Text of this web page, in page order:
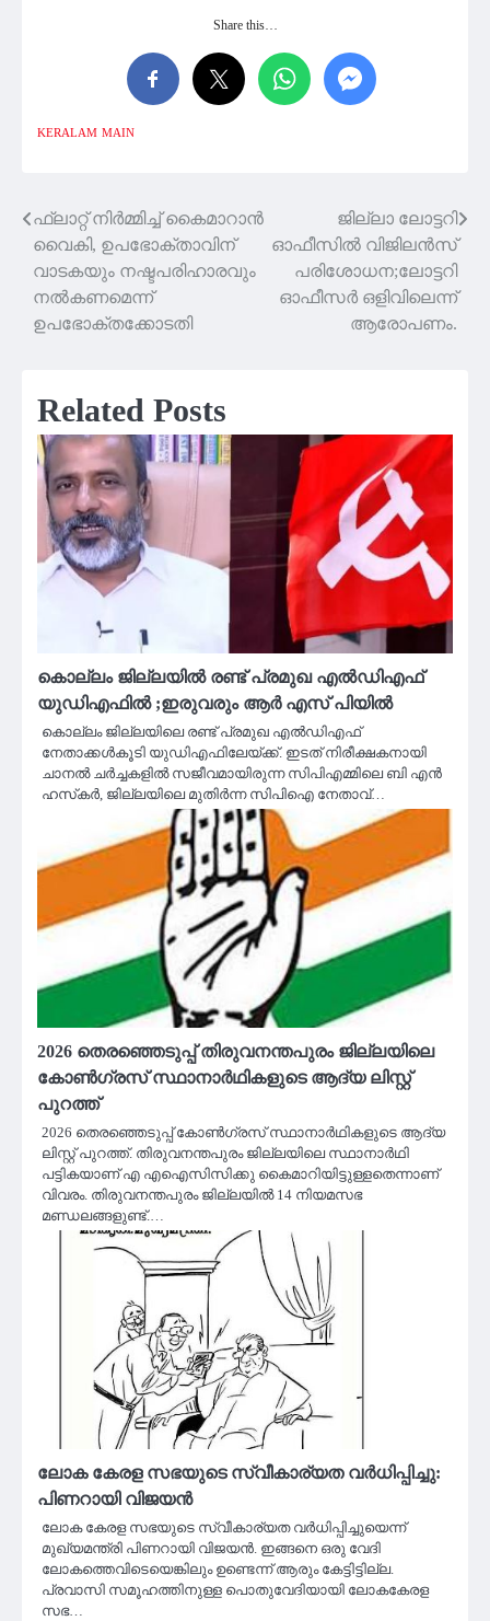
Share this…
KERALAM MAIN
Post
navigation
ഫ്ലാറ്റ് നിർമ്മിച്ച് കൈമാറാൻ
വൈകി, ഉപഭോക്താവിന്
വാടകയും നഷ്ടപരിഹാരവും
നൽകണമെന്ന്
ഉപഭോക്തക്കോടതി
ജില്ലാ ലോട്ടറി
ഓഫീസിൽ വിജിലൻസ്
പരിശോധന;ലോട്ടറി
ഓഫീസർ ഒളിവിലെന്ന്
ആരോപണം.
Related Posts
കൊല്ലം ജില്ലയിൽ രണ്ട് പ്രമുഖ എല്‍ഡിഎഫ്
യുഡിഎഫിൽ ;ഇരുവരും ആർ എസ് പിയിൽ
കൊല്ലം ജില്ലയിലെ രണ്ട് പ്രമുഖ എല്‍ഡിഎഫ്
നേതാക്കള്‍കൂടി യുഡിഎഫിലേയ്ക്ക്. ഇടത് നിരീക്ഷകനായി
ചാനല്‍ ചര്‍ച്ചകളില്‍ സജീവമായിരുന്ന സിപിഎമ്മിലെ ബി എന്‍
ഹസ്‌കര്‍, ജില്ലയിലെ മുതിര്‍ന്ന സിപിഐ നേതാവ്…
2026 തെരഞ്ഞെടുപ്പ് തിരുവനന്തപുരം ജില്ലയിലെ
കോൺഗ്രസ് സ്ഥാനാർഥികളുടെ ആദ്യ ലിസ്റ്റ്
പുറത്ത്
2026 തെരഞ്ഞെടുപ്പ് കോൺഗ്രസ് സ്ഥാനാർഥികളുടെ ആദ്യ
ലിസ്റ്റ് പുറത്ത്. തിരുവനന്തപുരം ജില്ലയിലെ സ്ഥാനാർഥി
പട്ടികയാണ് എ എഐസിസിക്കു കൈമാറിയിട്ടുള്ളതെന്നാണ്
വിവരം. തിരുവനന്തപുരം ജില്ലയിൽ 14 നിയമസഭ
മണ്ഡലങ്ങളുണ്ട്.…
ലോക കേരള സഭയുടെ സ്വീകാര്യത വർധിപ്പിച്ചു:
പിണറായി വിജയൻ
ലോക കേരള സഭയുടെ സ്വീകാര്യത വർധിപ്പിച്ചുയെന്ന്
മുഖ്യമന്ത്രി പിണറായി വിജയൻ. ഇങ്ങനെ ഒരു വേദി
ലോകത്തെവിടെയെങ്കിലും ഉണ്ടെന്ന് ആരും കേട്ടിട്ടില്ല.
പ്രവാസി സമൂഹത്തിനുള്ള പൊതുവേദിയായി ലോകകേരള
സഭ…